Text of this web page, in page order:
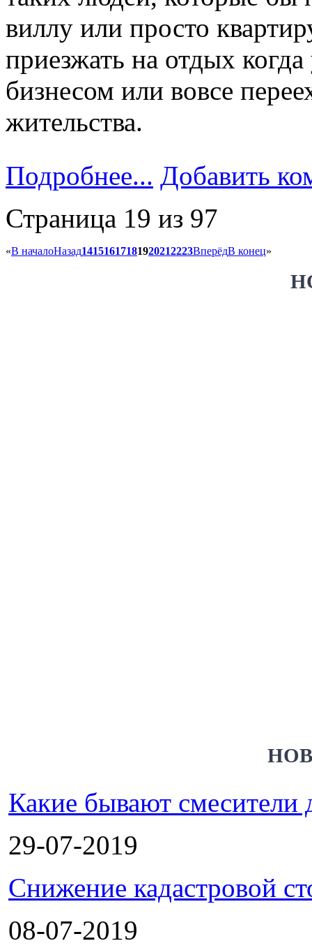
виллу или просто
приезжать на отдых
бизнесом или вовсе
жительства.
Подробнее... Добавить
Страница 19 из 97
«В началоНазад14151617181920212223ВперёдВ конец»
Какие бывают смесители
29-07-2019
Снижение кадастровой
08-07-2019